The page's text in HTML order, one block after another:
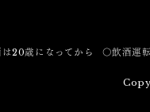
20歳になってから 〇飲酒運